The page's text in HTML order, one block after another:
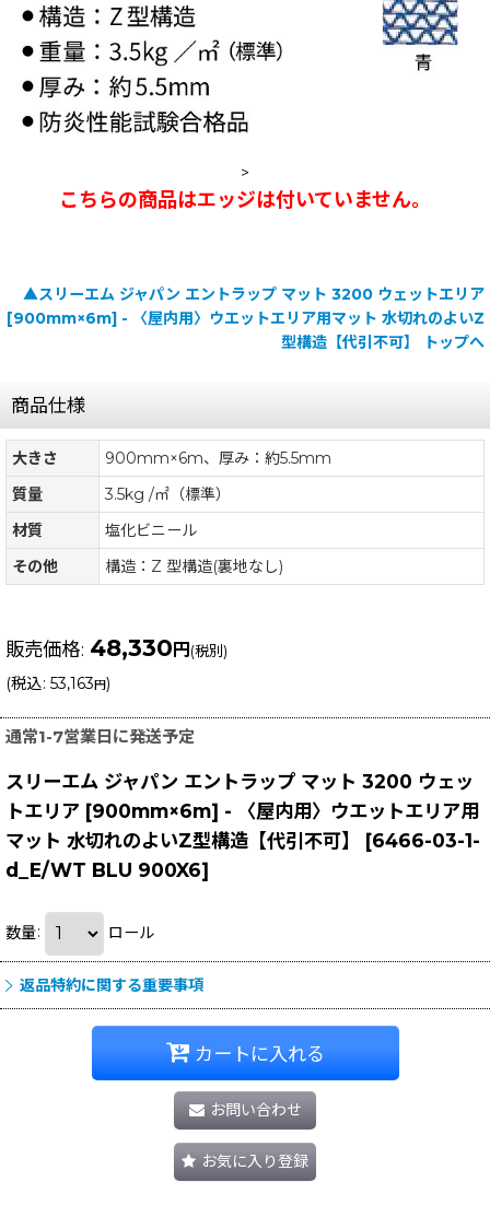
>
こちらの商品はエッジは付いていません。
▲スリーエム ジャパン エントラップ マット 3200 ウェットエリア
[900mm×6m] - 〈屋内用〉ウエットエリア用マット 水切れのよいZ
型構造【代引不可】 トップへ
商品仕様
大きさ
900mm×6m、厚み：約5.5mm
質量
3.5kg /㎡（標準）
材質
塩化ビニール
その他
構造：Z 型構造(裏地なし)
販売価格: 48,330円(税別)
(税込: 53,163円)
通常1-7営業日に発送予定
スリーエム ジャパン エントラップ マット 3200 ウェッ
トエリア [900mm×6m] - 〈屋内用〉ウエットエリア用
マット 水切れのよいZ型構造【代引不可】
[6466-03-1-
d_E/WT BLU 900X6]
数量: ロール
返品特約に関する重要事項
カートに入れる
お問い合わせ
お気に入り登録